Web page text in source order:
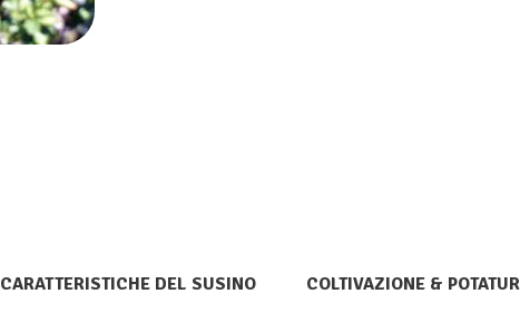
CARATTERISTICHE DEL SUSINO COLTIVAZIONE &